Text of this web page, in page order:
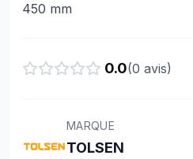
450 mm
0.0(0 avis)
MARQUE
TOLSEN